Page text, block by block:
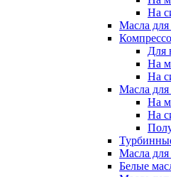
На
Масла
Для
На
На
Масла для
На
На
Масла
Белые